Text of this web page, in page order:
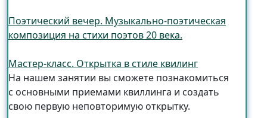
Поэтический вечер. Музыкально-поэтическая
композиция на стихи поэтов 20 века.
Мастер-класс. Открытка в стиле квилинг
На нашем занятии вы сможете познакомиться
с основными приемами квиллинга и создать
свою первую неповторимую открытку.